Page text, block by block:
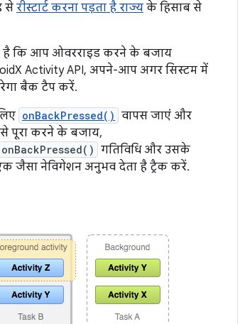
से रीस्टार्ट करना पड़ता है राज्य के हिसाब से
है कि आप ओवरराइड करने के बजाय
Activity API, अपने-आप अगर सिस्टम में
बैक टैप करें.
onBackPressed() वापस जाएं और
पूरा करने के बजाय,
गतिविधि और उसके
जैसा नेविगेशन अनुभव देता है ट्रैक करें.